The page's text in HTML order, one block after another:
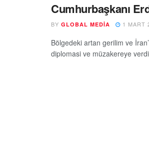
Cumhurbaşkanı
BY GLOBAL MEDIA 1 MART
Bölgedeki artan gerilim ve
diplomasi ve müzakereye